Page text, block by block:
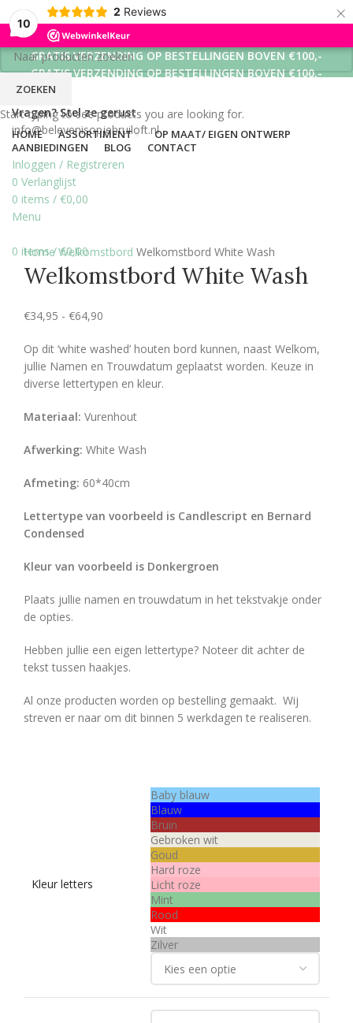
10
2 Reviews ×
GRATIS VERZENDING OP BESTELLINGEN BOVEN €100,-
GRATIS VERZENDING OP BESTELLINGEN BOVEN €100,-
GRATIS VERZENDING OP BESTELLINGEN BOVEN €100,-
Vragen? Stel ze gerust
info@belevenisopjebruiloft.nl
Inloggen / Registreren
0 Verlanglijst
0 items / €0,00
Menu
0 items / €0,00
HOME ASSORTIMENT
OP MAAT/ EIGEN ONTWERP
AANBIEDINGEN
BLOG CONTACT
HomeWelkomstbord Welkomstbord White Wash
Welkomstbord White Wash
€34,95 - €64,90
Op dit ‘white washed’ houten bord kunnen, naast Welkom,
jullie Namen en Trouwdatum geplaatst worden. Keuze in
diverse lettertypen en kleur.
Materiaal: Vurenhout
Afwerking: White Wash
Afmeting: 60*40cm
Lettertype van voorbeeld is Candlescript en Bernard
Condensed
Kleur van voorbeeld is Donkergroen
Plaats jullie namen en trouwdatum in het tekstvakje onder
de opties.
Hebben jullie een eigen lettertype? Noteer dit achter de
tekst tussen haakjes.
Al onze producten worden op bestelling gemaakt. Wij
streven er naar om dit binnen 5 werkdagen te realiseren.
Kleur letters
Baby blauw
Blauw
Bruin
Gebroken wit
Goud
Hard roze
Licht roze
Mint
Rood
Wit
Zilver
ZOEKEN
Start typing to see products you are looking for.